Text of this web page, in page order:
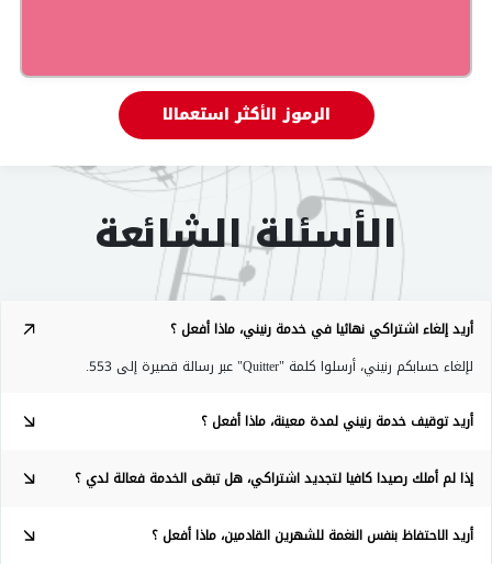
المكالمات
اتصلوا بالرقم 553 واتبعوا التعليمات للتسجيل في
الخدمة (10 دج مع احتساب كل الرسوم للدقيقة).
الرموز الأكثر استعمالا
الأسئلة الشائعة​
أريد إلغاء اشتراكي نهائيا في خدمة رنيني، ماذا أفعل ؟
لإلغاء حسابكم رنيني، أرسلوا كلمة "Quitter" عبر رسالة قصيرة إلى 553.
أريد توقيف خدمة رنيني لمدة معينة، ماذا أفعل ؟
إذا لم أملك رصيدا كافيا لتجديد اشتراكي، هل تبقى الخدمة فعالة لدي ؟
أريد الاحتفاظ بنفس النغمة للشهرين القادمين، ماذا أفعل ؟